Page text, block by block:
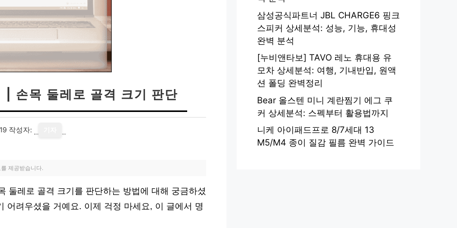
| 손목 둘레로 골격 크기 판단
작성자:
제공받습니다.
둘레로 골격 크기를 판단하는 방법에 대해 궁금하셨
어려우셨을 거예요. 이제 걱정 마세요, 이 글에서 명
삼성공식파트너 JBL CHARGE6 핑크
스피커 상세분석: 성능, 기능, 휴대성
완벽 분석
[누비앤타보] TAVO 레노 휴대용 유
모차 상세분석: 여행, 기내반입, 원액
션 폴딩 완벽정리
Bear 올스텐 미니 계란찜기 에그 쿠
커 상세분석: 스펙부터 활용법까지
니케 아이패드프로 8/7세대 13
M5/M4 종이 질감 필름 완벽 가이드